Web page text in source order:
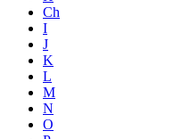
Ch
I
J
K
L
M
N
O